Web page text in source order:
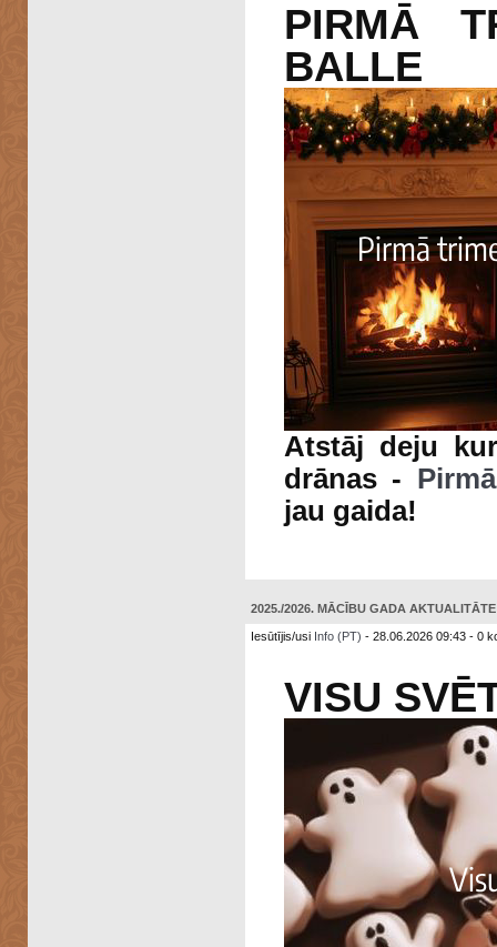
PIRMĀ
BALLE
Atstāj deju
drānas -
jau gaida!
2025./2026. MĀCĪBU GADA
Iesūtījis/usi Info (PT) - 28.06.2026 09:43 - 0
VISU